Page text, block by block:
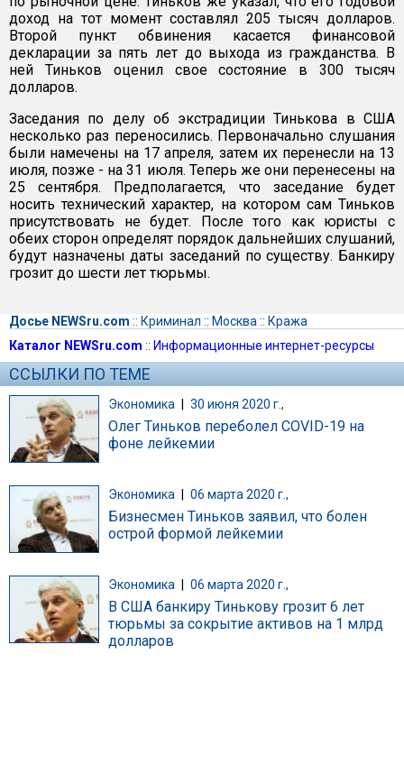
доход на тот момент составлял 205 тысяч долларов.
Второй пункт обвинения касается финансовой
декларации за пять лет до выхода из гражданства. В
ней Тиньков оценил свое состояние в 300 тысяч
долларов.
Заседания по делу об экстрадиции Тинькова в США
несколько раз переносились. Первоначально слушания
были намечены на 17 апреля, затем их перенесли на 13
июля, позже - на 31 июля. Теперь же они перенесены на
25 сентября. Предполагается, что заседание будет
носить технический характер, на котором сам Тиньков
присутствовать не будет. После того как юристы с
обеих сторон определят порядок дальнейших слушаний,
будут назначены даты заседаний по существу. Банкиру
грозит до шести лет тюрьмы.
Досье NEWSru.com :: Криминал :: Москва :: Кража
Каталог NEWSru.com :: Информационные интернет-ресурсы
ССЫЛКИ ПО ТЕМЕ
Экономика | 30 июня 2020 г.,
Олег Тиньков переболел COVID-19 на
фоне лейкемии
Экономика 06 марта 2020 г.,
Бизнесмен Тиньков заявил, что болен
острой формой лейкемии
Экономика 06 марта 2020 г.,
В США банкиру Тинькову грозит 6 лет
тюрьмы за сокрытие активов на 1 млрд
долларов